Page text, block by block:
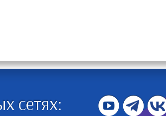
сетях: